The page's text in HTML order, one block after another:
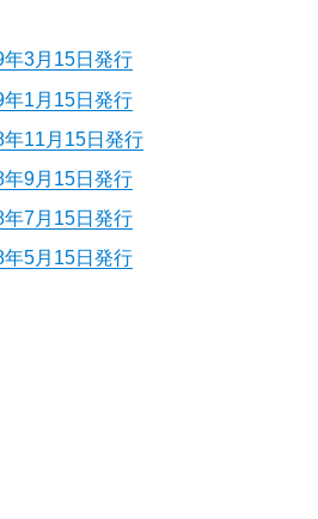
3月15日発行
1月15日発行
11月15日発行
9月15日発行
7月15日発行
5月15日発行